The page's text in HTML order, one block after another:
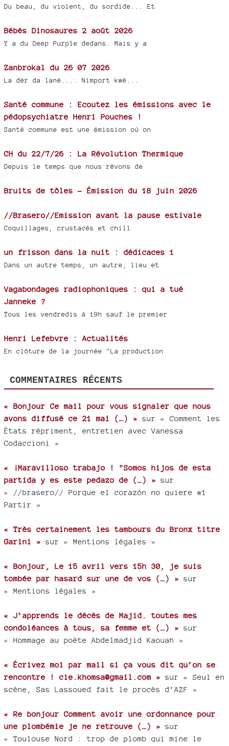
Du beau, du violent, du sordide... Et
Bébés Dinosaures 2 août 2026
Y a du Deep Purple dedans. Mais y a
Zanbrokal du 26 07 2026
La dèr da lané.... Nimport kwé...
Santé commune : Ecoutez les émissions avec le
pédopsychiatre Henri Pouches !
Santé commune est une émission où on
CH du 22/7/26 : La Révolution Thermique
Depuis le temps que nous rêvons de
Bruits de tôles - Émission du 18 juin 2026
//Brasero//Emission avant la pause estivale
Coquillages, crustacés et chill
un frisson dans la nuit : dédicaces 1
Dans un autre temps, un autre, lieu et
Vagabondages radiophoniques : qui a tué
Janneke ?
Tous les vendredis à 19h sauf le premier
Henri Lefebvre : Actualités
En clôture de la journée "La production
COMMENTAIRES RÉCENTS
« Bonjour Ce mail pour vous signaler que nous
avons diffusé ce 21 mai (…) » sur « Comment les
États répriment, entretien avec Vanessa
Codaccioni »
« ¡Maravilloso trabajo ! "Somos hijos de esta
partida y es este pedazo de (…) » sur
« //brasero// Porque el corazón no quiere #1
Partir »
« Très certainement les tambours du Bronx titre
Garini » sur « Mentions légales »
« Bonjour, Le 15 avril vers 15h 30, je suis
tombée par hasard sur une de vos (…) » sur
« Mentions légales »
« J’apprends le décès de Majid. toutes mes
condoléances à tous, sa femme et (…) » sur
« Hommage au poète Abdelmadjid Kaouah »
« Écrivez moi par mail si ça vous dit qu’on se
rencontre ! cie.khomsa@gmail.com » sur « Seul en
scène, Sas Lassoued fait le procès d’AZF »
« Re bonjour Comment avoir une ordonnance pour
une plombémie je ne retrouve (…) » sur
« Toulouse Nord : trop de plomb qui mine le